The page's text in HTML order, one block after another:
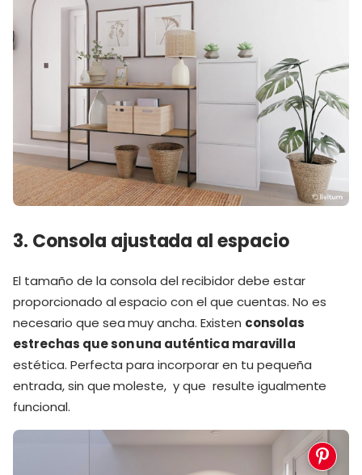
3. Consola ajustada al espacio
El tamaño de la consola del recibidor debe estar
proporcionado al espacio con el que cuentas. No es
necesario que sea muy ancha. Existen consolas
estrechas que son una auténtica maravilla
estética. Perfecta para incorporar en tu pequeña
entrada, sin que moleste, y que resulte igualmente
funcional.